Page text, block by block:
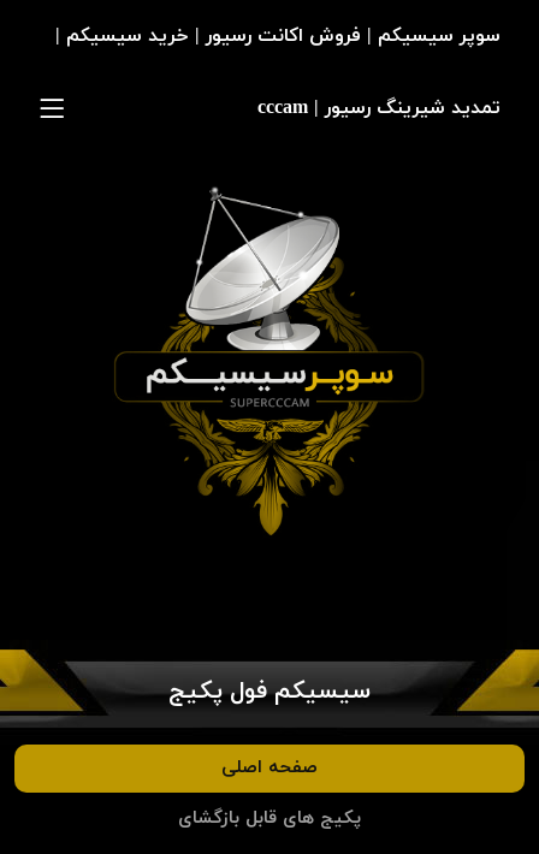
سیسیکم فول پکیج
صفحه اصلی
پکیج های قابل بازگشای
سوپر سیسیکم | فروش اکانت رسیور | خرید سیسیکم |
تمدید شیرینگ رسیور | cccam